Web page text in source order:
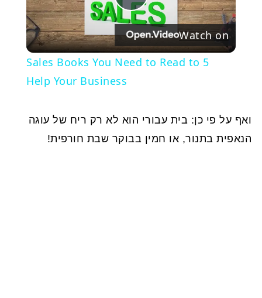
Play
Video
Watch on
5 Sales Books You Need to Read to
Help Your Business
ואף על פי כן: בית עבורי הוא לא רק ריח של עוגה
הנאפית בתנור, או חמין בבוקר שבת חורפית!